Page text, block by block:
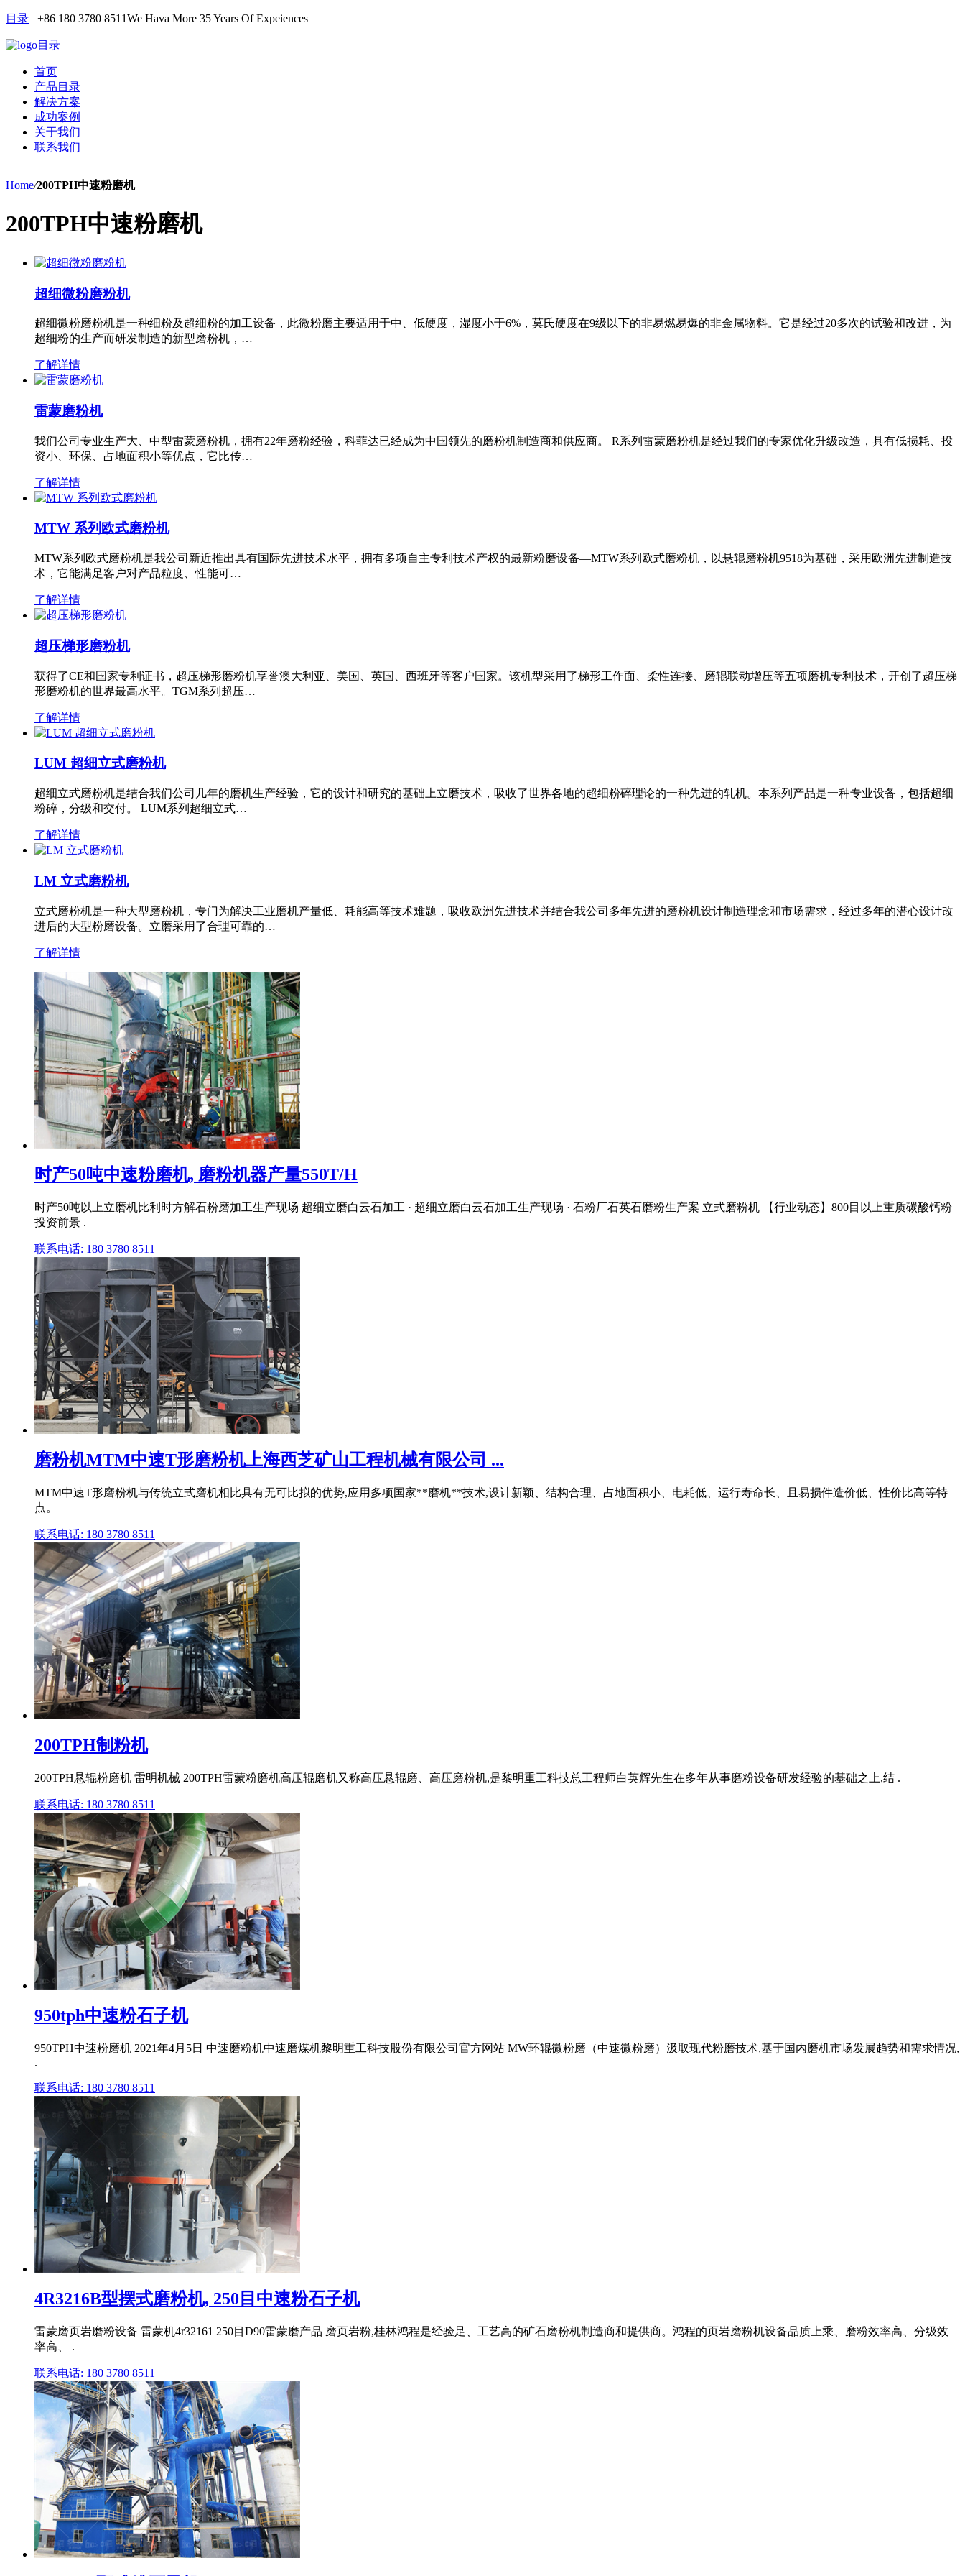
目录 +86 180 3780 8511We Hava More 35 Years Of Expeiences
目录
首页
产品目录
解决方案
成功案例
关于我们
联系我们
Home/200TPH中速粉磨机
200TPH中速粉磨机
超细微粉磨粉机
超细微粉磨粉机是一种细粉及超细粉的加工设备，此微粉磨主要适用于中、低硬度，湿度小于6%，莫氏硬度在9级以下的非易燃易爆的非金属物料。它是经过20多次的试验和改进，为
超细粉的生产而研发制造的新型磨粉机，…
了解详情
雷蒙磨粉机
我们公司专业生产大、中型雷蒙磨粉机，拥有22年磨粉经验，科菲达已经成为中国领先的磨粉机制造商和供应商。 R系列雷蒙磨粉机是经过我们的专家优化升级改造，具有低损耗、投
资小、环保、占地面积小等优点，它比传…
了解详情
MTW 系列欧式磨粉机
MTW系列欧式磨粉机是我公司新近推出具有国际先进技术水平，拥有多项自主专利技术产权的最新粉磨设备—MTW系列欧式磨粉机，以悬辊磨粉机9518为基础，采用欧洲先进制造技
术，它能满足客户对产品粒度、性能可…
了解详情
超压梯形磨粉机
获得了CE和国家专利证书，超压梯形磨粉机享誉澳大利亚、美国、英国、西班牙等客户国家。该机型采用了梯形工作面、柔性连接、磨辊联动增压等五项磨机专利技术，开创了超压梯
形磨粉机的世界最高水平。TGM系列超压…
了解详情
LUM 超细立式磨粉机
超细立式磨粉机是结合我们公司几年的磨机生产经验，它的设计和研究的基础上立磨技术，吸收了世界各地的超细粉碎理论的一种先进的轧机。本系列产品是一种专业设备，包括超细
粉碎，分级和交付。 LUM系列超细立式…
了解详情
LM 立式磨粉机
立式磨粉机是一种大型磨粉机，专门为解决工业磨机产量低、耗能高等技术难题，吸收欧洲先进技术并结合我公司多年先进的磨粉机设计制造理念和市场需求，经过多年的潜心设计改
进后的大型粉磨设备。立磨采用了合理可靠的…
了解详情
时产50吨中速粉磨机, 磨粉机器产量550T/H
时产50吨以上立磨机比利时方解石粉磨加工生产现场 超细立磨白云石加工 · 超细立磨白云石加工生产现场 · 石粉厂石英石磨粉生产案 立式磨粉机 【行业动态】800目以上重质碳酸钙粉
投资前景 .
联系电话: 180 3780 8511
磨粉机MTM中速T形磨粉机上海西芝矿山工程机械有限公司 ...
MTM中速T形磨粉机与传统立式磨机相比具有无可比拟的优势,应用多项国家**磨机**技术,设计新颖、结构合理、占地面积小、电耗低、运行寿命长、且易损件造价低、性价比高等特
点。
联系电话: 180 3780 8511
200TPH制粉机
200TPH悬辊粉磨机 雷明机械 200TPH雷蒙粉磨机高压辊磨机又称高压悬辊磨、高压磨粉机,是黎明重工科技总工程师白英辉先生在多年从事磨粉设备研发经验的基础之上,结 .
联系电话: 180 3780 8511
950tph中速粉石子机
950TPH中速粉磨机 2021年4月5日 中速磨粉机中速磨煤机黎明重工科技股份有限公司官方网站 MW环辊微粉磨（中速微粉磨）汲取现代粉磨技术,基于国内磨机市场发展趋势和需求情况,
.
联系电话: 180 3780 8511
4R3216B型摆式磨粉机, 250目中速粉石子机
雷蒙磨页岩磨粉设备 雷蒙机4r32161 250目D90雷蒙磨产品 磨页岩粉,桂林鸿程是经验足、工艺高的矿石磨粉机制造商和提供商。鸿程的页岩磨粉机设备品质上乘、磨粉效率高、分级效
率高、 .
联系电话: 180 3780 8511